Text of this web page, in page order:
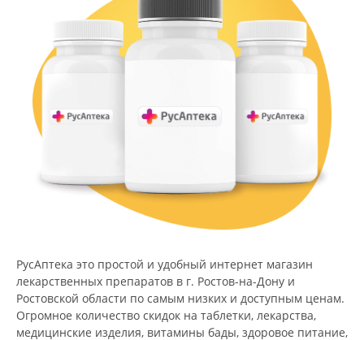
РусАптека это простой и удобный интернет магазин
лекарственных препаратов в г. Ростов-на-Дону и
Ростовской области по самым низких и доступным ценам.
Огромное количество скидок на таблетки, лекарства,
медицинские изделия, витамины бады, здоровое питание,